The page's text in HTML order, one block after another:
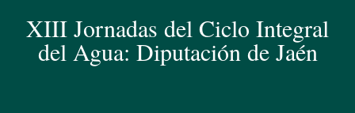
XIII Jornadas del Ciclo Integral
del Agua: Diputación de Jaén